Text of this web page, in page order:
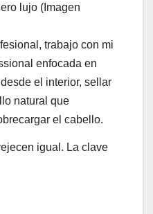
lujo (Imagen
trabajo con mi
enfocada en
el interior, sellar
natural que
el cabello.
igual. La clave